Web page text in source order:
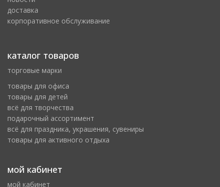
доставка
корпоративное обслуживание
каталог товаров
торговые марки
товары для офиса
товары для детей
всё для творчества
подарочный ассортимент
всё для праздника, украшения, сувениры
товары для активного отдыха
мой кабинет
мой кабинет